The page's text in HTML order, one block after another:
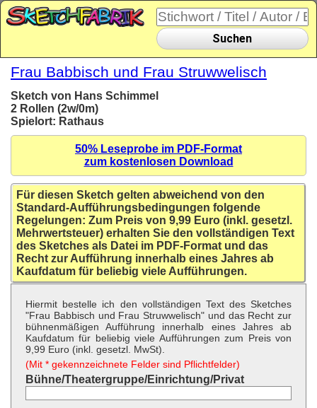
Suchen
Frau Babbisch und Frau Struwwelisch
Sketch von Hans Schimmel
2 Rollen (2w/0m)
Spielort: Rathaus
50% Leseprobe im PDF-Format
zum kostenlosen Download
Für diesen Sketch gelten abweichend von den
Standard-Aufführungsbedingungen folgende
Regelungen: Zum Preis von 9,99 Euro (inkl. gesetzl.
Mehrwertsteuer) erhalten Sie den vollständigen Text
des Sketches als Datei im PDF-Format und das
Recht zur Aufführung innerhalb eines Jahres ab
Kaufdatum für beliebig viele Aufführungen.
Hiermit bestelle ich den vollständigen Text des Sketches
"Frau Babbisch und Frau Struwwelisch" und das Recht zur
bühnenmäßigen Aufführung innerhalb eines Jahres ab
Kaufdatum für beliebig viele Aufführungen zum Preis von
9,99 Euro (inkl. gesetzl. MwSt).
(Mit * gekennzeichnete Felder sind Pflichtfelder)
Bühne/Theatergruppe/Einrichtung/Privat